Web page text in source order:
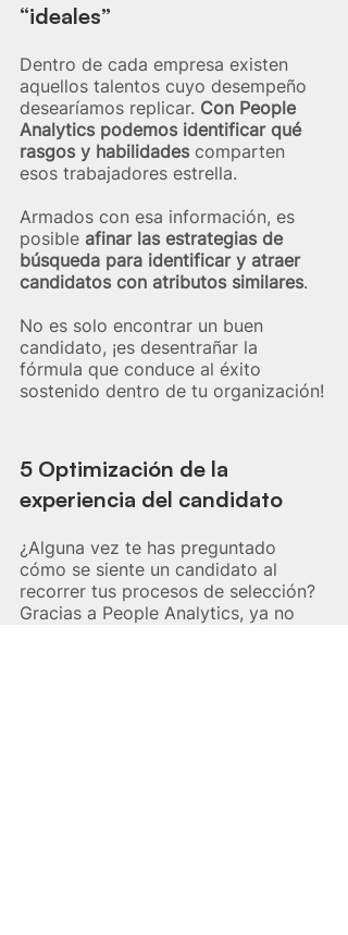
“ideales”
Dentro de cada empresa existen
aquellos talentos cuyo desempeño
desearíamos replicar. Con People
Analytics podemos identificar qué
rasgos y habilidades comparten
esos trabajadores estrella.
Armados con esa información, es
posible afinar las estrategias de
búsqueda para identificar y atraer
candidatos con atributos similares.
No es solo encontrar un buen
candidato, ¡es desentrañar la
fórmula que conduce al éxito
sostenido dentro de tu organización!
5 Optimización de la
experiencia del candidato
¿Alguna vez te has preguntado
cómo se siente un candidato al
recorrer tus procesos de selección?
Gracias a People Analytics, ya no